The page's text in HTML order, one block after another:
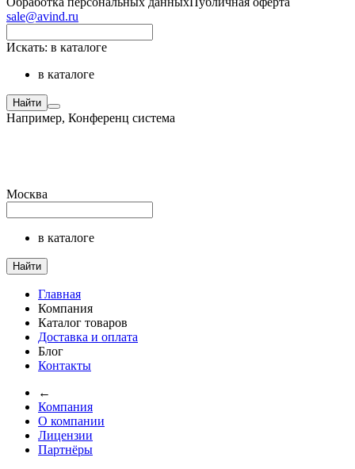
sale@avind.ru
Искать: в каталоге
в каталоге
Найти
Например, Конференц система
Москва
в каталоге
Найти
Главная
Компания
Каталог товаров
Доставка и оплата
Блог
Контакты
←
Компания
О компании
Лицензии
Партнёры